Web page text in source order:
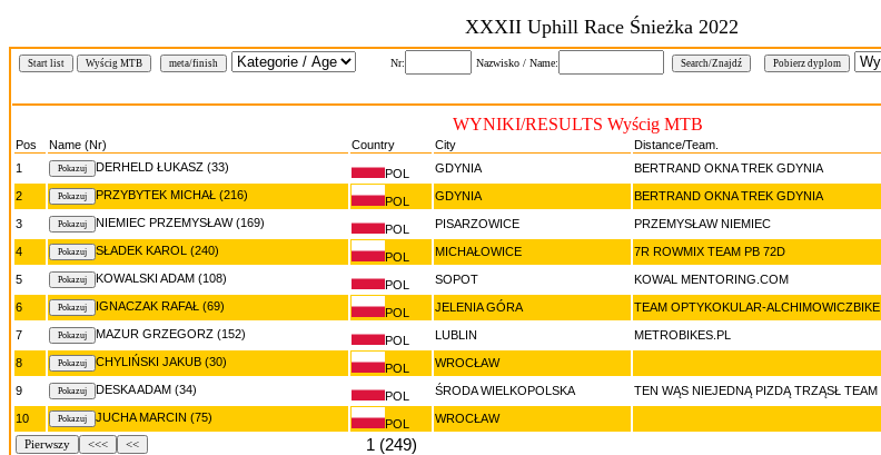
XXXII Uphill Race Śnieżka 2022
Start list Wyścig MTB meta/finish Nr: Nazwisko / Name:
WYNIKI/RESULTS Wyścig MTB
Pos Name (Nr) Country City Distance/Team.
1
DERHELD ŁUKASZ (33) POL GDYNIA BERTRAND OKNA TREK GDYNIA
2 PRZYBYTEK MICHAŁ (216) POL GDYNIA BERTRAND OKNA TREK GDYNIA
3 NIEMIEC PRZEMYSŁAW (169) POL PISARZOWICE PRZEMYSŁAW NIEMIEC
4 SŁADEK KAROL (240) POL MICHAŁOWICE 7R ROWMIX TEAM PB 72D
5 KOWALSKI ADAM (108) POL SOPOT KOWAL MENTORING.COM
6 IGNACZAK RAFAŁ (69) POL JELENIA GÓRA TEAM OPTYKOKULAR-ALCHIMOWICZBIKE
7 MAZUR GRZEGORZ (152) POL LUBLIN METROBIKES.PL
8 CHYLIŃSKI JAKUB (30) POL WROCŁAW
9 DESKA ADAM (34) POL ŚRODA WIELKOPOLSKA TEN WĄS NIEJEDNĄ PIZDĄ TRZĄSŁ TEAM
10 JUCHA MARCIN (75) POL WROCŁAW
Pierwszy <<< << 1 (249)